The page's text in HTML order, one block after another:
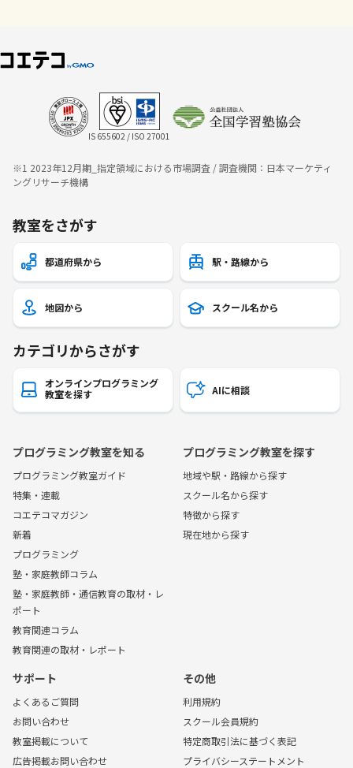
IS 655602 / ISO 27001
※1 2023年12月期_指定領域における市場調査 / 調査機関：日本マーケティ
ングリサーチ機構
教室をさがす
都道府県から 駅・路線から
地図から スクール名から
カテゴリからさがす
オンラインプログラミング
教室を探す
AIに相談
プログラミング教室を知る
プログラミング教室ガイド
特集・連載
コエテコマガジン
新着
プログラミング
塾・家庭教師コラム
塾・家庭教師・通信教育の取材・レ
ポート
教育関連コラム
教育関連の取材・レポート
プログラミング教室を探す
地域や駅・路線から探す
スクール名から探す
特徴から探す
現在地から探す
サポート
よくあるご質問
お問い合わせ
教室掲載について
広告掲載お問い合わせ
その他
利用規約
スクール会員規約
特定商取引法に基づく表記
プライバシーステートメント